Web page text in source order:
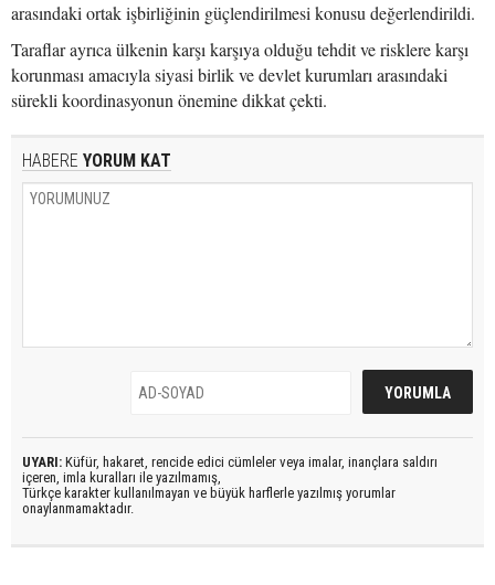
arasındaki ortak işbirliğinin güçlendirilmesi konusu değerlendirildi.
Taraflar ayrıca ülkenin karşı karşıya olduğu tehdit ve risklere karşı
korunması amacıyla siyasi birlik ve devlet kurumları arasındaki
sürekli koordinasyonun önemine dikkat çekti.
HABERE YORUM KAT
UYARI: Küfür, hakaret, rencide edici cümleler veya imalar, inançlara saldırı
içeren, imla kuralları ile yazılmamış,
Türkçe karakter kullanılmayan ve büyük harflerle yazılmış yorumlar
onaylanmamaktadır.